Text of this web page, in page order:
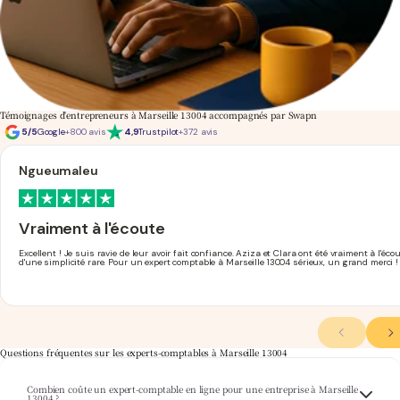
Témoignages d'entrepreneurs à Marseille 13004 accompagnés par Swapn
5/5Google+800 avis 4,9Trustpilot+372 avis
Ngueumaleu
Vraiment à l'écoute
Excellent ! Je suis ravie de leur avoir fait confiance. Aziza et Clara ont été vraiment à
d'une simplicité rare. Pour un expert comptable à Marseille 13004 sérieux, un grand merci !
Questions fréquentes sur les experts-comptables à Marseille 13004
Combien coûte un expert-comptable en ligne pour une entreprise à Marseille
Swapn propose ses servicesexpert-comptable pas cherà partir de 29€ HT/mois, pour les